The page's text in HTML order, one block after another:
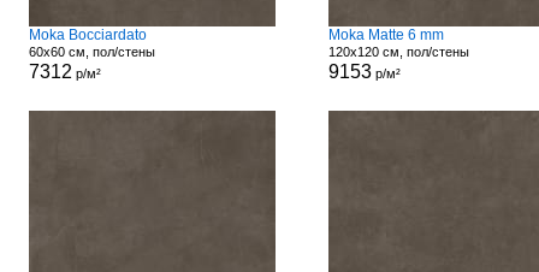
Moka Bocciardato
60x60 см, пол/стены
7312 р/м²
Moka Matte 6 mm
120x120 см, пол/стены
9153р/м²